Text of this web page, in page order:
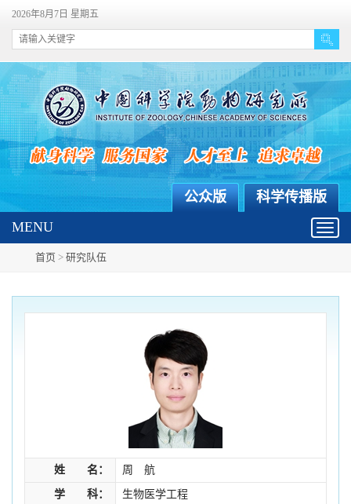
2026年8月7日 星期五
科学传播版
公众版
MENU
首页 > 研究队伍
姓 名： 周 航
学 科： 生物医学工程